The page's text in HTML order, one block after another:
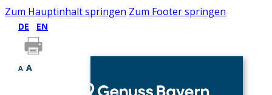
Zum Hauptinhalt springen Zum Footer springen
DE EN
A A